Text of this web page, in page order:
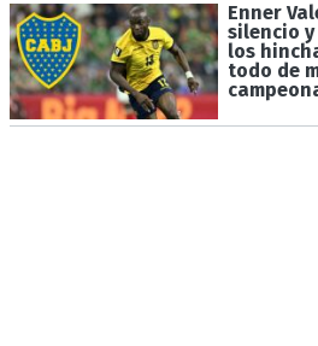
Enner
silencio y
los
todo de